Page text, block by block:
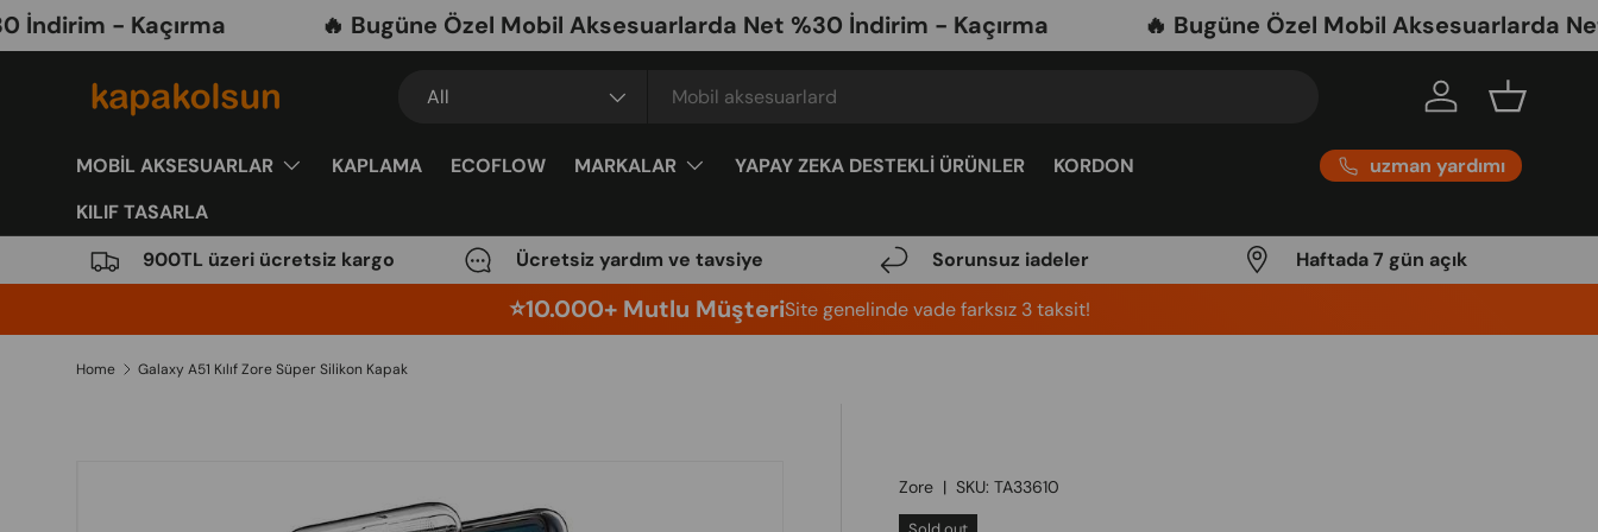
Skip to content
- Kaçırma 🔥 Bugüne Özel Mobil Aksesuarlarda Net %30 İndirim - Kaçırma 🔥 Bugüne Özel Mobil Aksesuarlarda Net
All Log in Basket
MOBİL AKSESUARLAR KAPLAMA ECOFLOW MARKALAR YAPAY ZEKA DESTEKLİ ÜRÜNLER
KORDON
KILIF TASARLA
uzman yardımı
900TL üzeri ücretsiz kargo Ücretsiz yardım ve tavsiye Sorunsuz iadeler Haftada 7 gün açık
⭐️10.000+ Mutlu MüşteriSite genelinde vade farksız 3 taksit!
Home Galaxy A51 Kılıf Zore Süper Silikon Kapak
Zore |SKU: TA33610